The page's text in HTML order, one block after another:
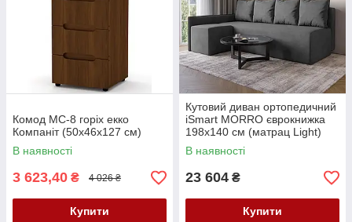
Комод МС-8 горіх екко
Компаніт (50х46х127 см)
В наявності
3 623,40 ₴ 4 026 ₴
Купити
Кутовий диван ортопедичний
iSmart MORRO єврокнижка
198x140 см (матрац Light)
графіт Laura 15 (ISM-051303)
В наявності
23 604 ₴
Купити